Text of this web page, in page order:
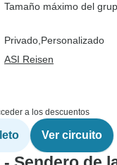
Tamaño máximo del
Privado Personalizado
ASI Reisen
a los descuentos
Ver circuito